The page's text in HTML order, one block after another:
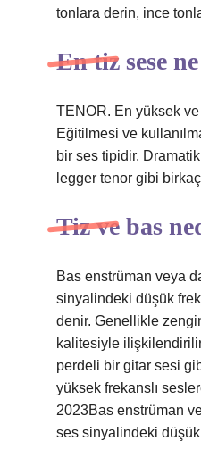
tonlara derin, ince
En tiz sese
TENOR. En yüksek
Eğitilmesi ve
bir ses tipidir.
legger tenor gibi birkaç
Tiz ve bas
Bas enstrüman veya
sinyalindeki düşük
denir. Genellikle
kalitesiyle
perdeli bir gitar sesi
yüksek frekanslı
2023Bas enstrüman
ses sinyalindeki